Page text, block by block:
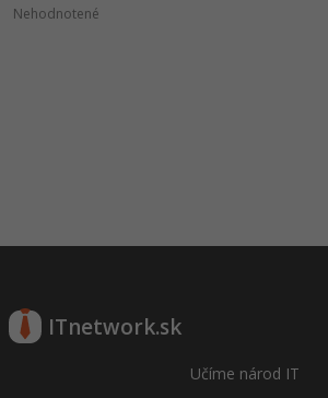
Nehodnotené
ITnetwork.sk
Učíme národ IT